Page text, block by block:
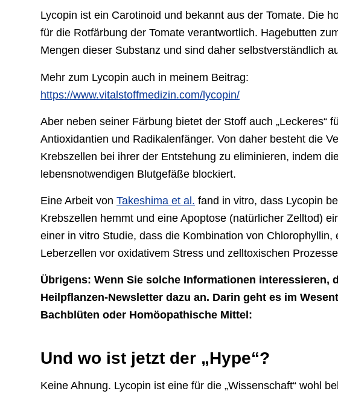
Lycopin ist ein Carotinoid und bekannt aus der Tomate. Die
für die Rotfärbung der Tomate verantwortlich. Hagebutten
Mengen dieser Substanz und sind daher selbstverständlich
Mehr zum Lycopin auch in meinem Beitrag:
https://www.vitalstoffmedizin.com/lycopin/
Aber neben seiner Färbung bietet der Stoff auch „Leckeres“
Antioxidantien und Radikalenfänger. Von daher besteht die
Krebszellen bei ihrer der Entstehung zu eliminieren, indem
lebensnotwendigen Blutgefäße blockiert.
Eine Arbeit von Takeshima et al. fand in vitro, dass Lycopin
Krebszellen hemmt und eine Apoptose (natürlicher Zelltod)
einer in vitro Studie, dass die Kombination von
Leberzellen vor oxidativem Stress und zelltoxischen
Übrigens: Wenn Sie solche Informationen interessieren,
Heilpflanzen-Newsletter dazu an. Darin geht es im
Bachblüten oder Homöopathische Mittel:
Und wo ist jetzt der „Hype“?
Keine Ahnung. Lycopin ist eine für die „Wissenschaft“ wohl